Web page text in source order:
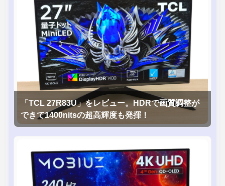
「TCL 27R83U」をレビュー。HDRで画質調整が
できて1400nitsの超高輝度も発揮！